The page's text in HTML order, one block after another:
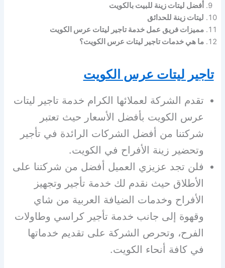
أفضل ليتات زينة للبيت بالكويت
ليتات زينة للحدائق
مميزات فريق عمل خدمة تاجير ليتات عرس الكويت
ما هي خدمات تاجير ليتات عرس الكويت؟
تاجير ليتات عرس الكويت
تقدم الشركة لعملائها الكرام خدمة تاجير ليتات
عرس الكويت بأفضل الأسعار حيث تعتبر
شركتنا من أفضل الشركات الرائدة في تأجير
وتحضير زينة الأفراح في الكويت.
فلن تجد عزيزي العميل أفضل من شركتنا على
الأطلاق حيث نقدم لك خدمة تأجير وتجهيز
الأفراح وخدمات الضيافة العربية من شاي
وقهوة إلى جانب خدمة تأجير كراسي وطاولات
الفرح، وتحرص الشركة على تقديم خدماتها
في كافة أنحاء الكويت.